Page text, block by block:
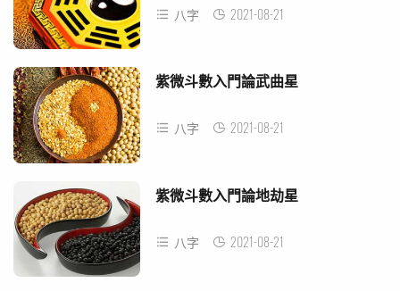
八字 2021-08-21
紫微斗數入門論武曲星
八字 2021-08-21
紫微斗數入門論地劫星
八字 2021-08-21